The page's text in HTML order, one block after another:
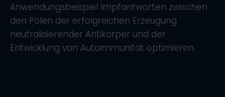
Anwendungsbeispiel Impfantworten zwischen
den Polen der erfolgreichen Erzeugung
neutralisierender Antikörper und der
Entwicklung von Autoimmunität optimieren.